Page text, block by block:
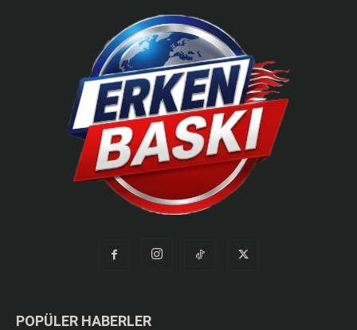
POPÜLER HABERLER